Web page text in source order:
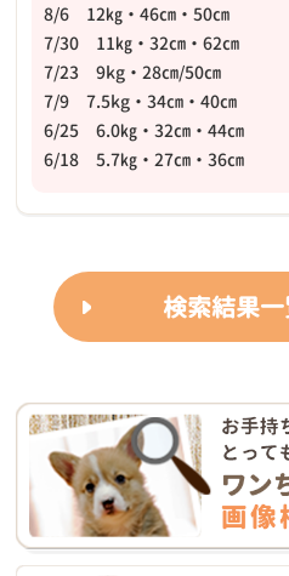
8/6 12㎏・46㎝・50㎝
7/30 11㎏・32㎝・62㎝
7/23 9kg・28㎝/50㎝
7/9 7.5kg・34㎝・40㎝
6/25 6.0㎏・32㎝・44㎝
6/18 5.7㎏・27㎝・36㎝
検索結果